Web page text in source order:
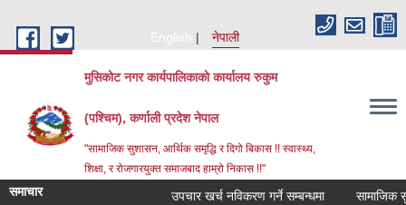
English
नेपाली
मुसिकोट नगर कार्यपालिकाको कार्यालय रुकुम
(पश्चिम), कर्णाली प्रदेश नेपाल
"सामाजिक सुशासन, आर्थिक समृद्धि र दिगो बिकास !! स्वास्थ्य,
शिक्षा, र रोजगारयुक्त समाजबाद हाम्रो निकास !!"
समाचार उपचार खर्च नविकरण गर्ने सम्बन्धमा